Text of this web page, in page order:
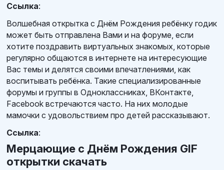
Ссылка:
Волшебная открытка с Днём Рождения ребёнку годик
может быть отправлена Вами и на форуме, если
хотите поздравить виртуальных знакомых, которые
регулярно общаются в интернете на интересующие
Вас темы и делятся своими впечатлениями, как
воспитывать ребёнка. Такие специализированные
форумы и группы в Одноклассниках, ВКонтакте,
Facebook встречаются часто. На них молодые
мамочки с удовольствием про детей рассказывают.
Ссылка:
Мерцающие с Днём Рождения GIF
открытки скачать